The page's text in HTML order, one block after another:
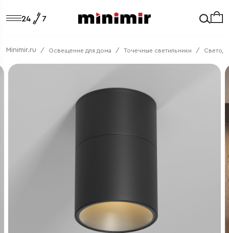
Minimir.ru Освещение для дома Точечные светильники